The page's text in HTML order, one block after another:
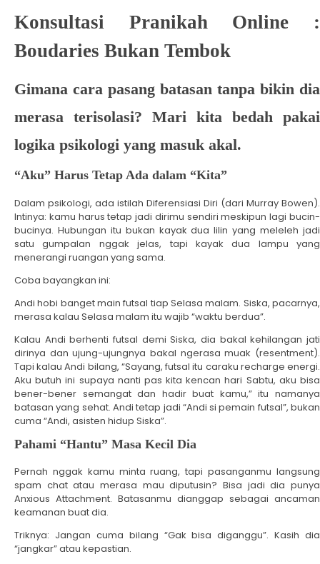
Konsultasi Pranikah Online :
Boudaries Bukan Tembok
Gimana cara pasang batasan tanpa bikin dia
merasa terisolasi? Mari kita bedah pakai
logika psikologi yang masuk akal.
“Aku” Harus Tetap Ada dalam “Kita”
Dalam psikologi, ada istilah Diferensiasi Diri (dari Murray Bowen).
Intinya: kamu harus tetap jadi dirimu sendiri meskipun lagi bucin-
bucinya. Hubungan itu bukan kayak dua lilin yang meleleh jadi
satu gumpalan nggak jelas, tapi kayak dua lampu yang
menerangi ruangan yang sama.
Coba bayangkan ini:
Andi hobi banget main futsal tiap Selasa malam. Siska, pacarnya,
merasa kalau Selasa malam itu wajib “waktu berdua”.
Kalau Andi berhenti futsal demi Siska, dia bakal kehilangan jati
dirinya dan ujung-ujungnya bakal ngerasa muak (resentment).
Tapi kalau Andi bilang, “Sayang, futsal itu caraku recharge energi.
Aku butuh ini supaya nanti pas kita kencan hari Sabtu, aku bisa
bener-bener semangat dan hadir buat kamu,” itu namanya
batasan yang sehat. Andi tetap jadi “Andi si pemain futsal”, bukan
cuma “Andi, asisten hidup Siska”.
Pahami “Hantu” Masa Kecil Dia
Pernah nggak kamu minta ruang, tapi pasanganmu langsung
spam chat atau merasa mau diputusin? Bisa jadi dia punya
Anxious Attachment. Batasanmu dianggap sebagai ancaman
keamanan buat dia.
Triknya: Jangan cuma bilang “Gak bisa diganggu”. Kasih dia
“jangkar” atau kepastian.